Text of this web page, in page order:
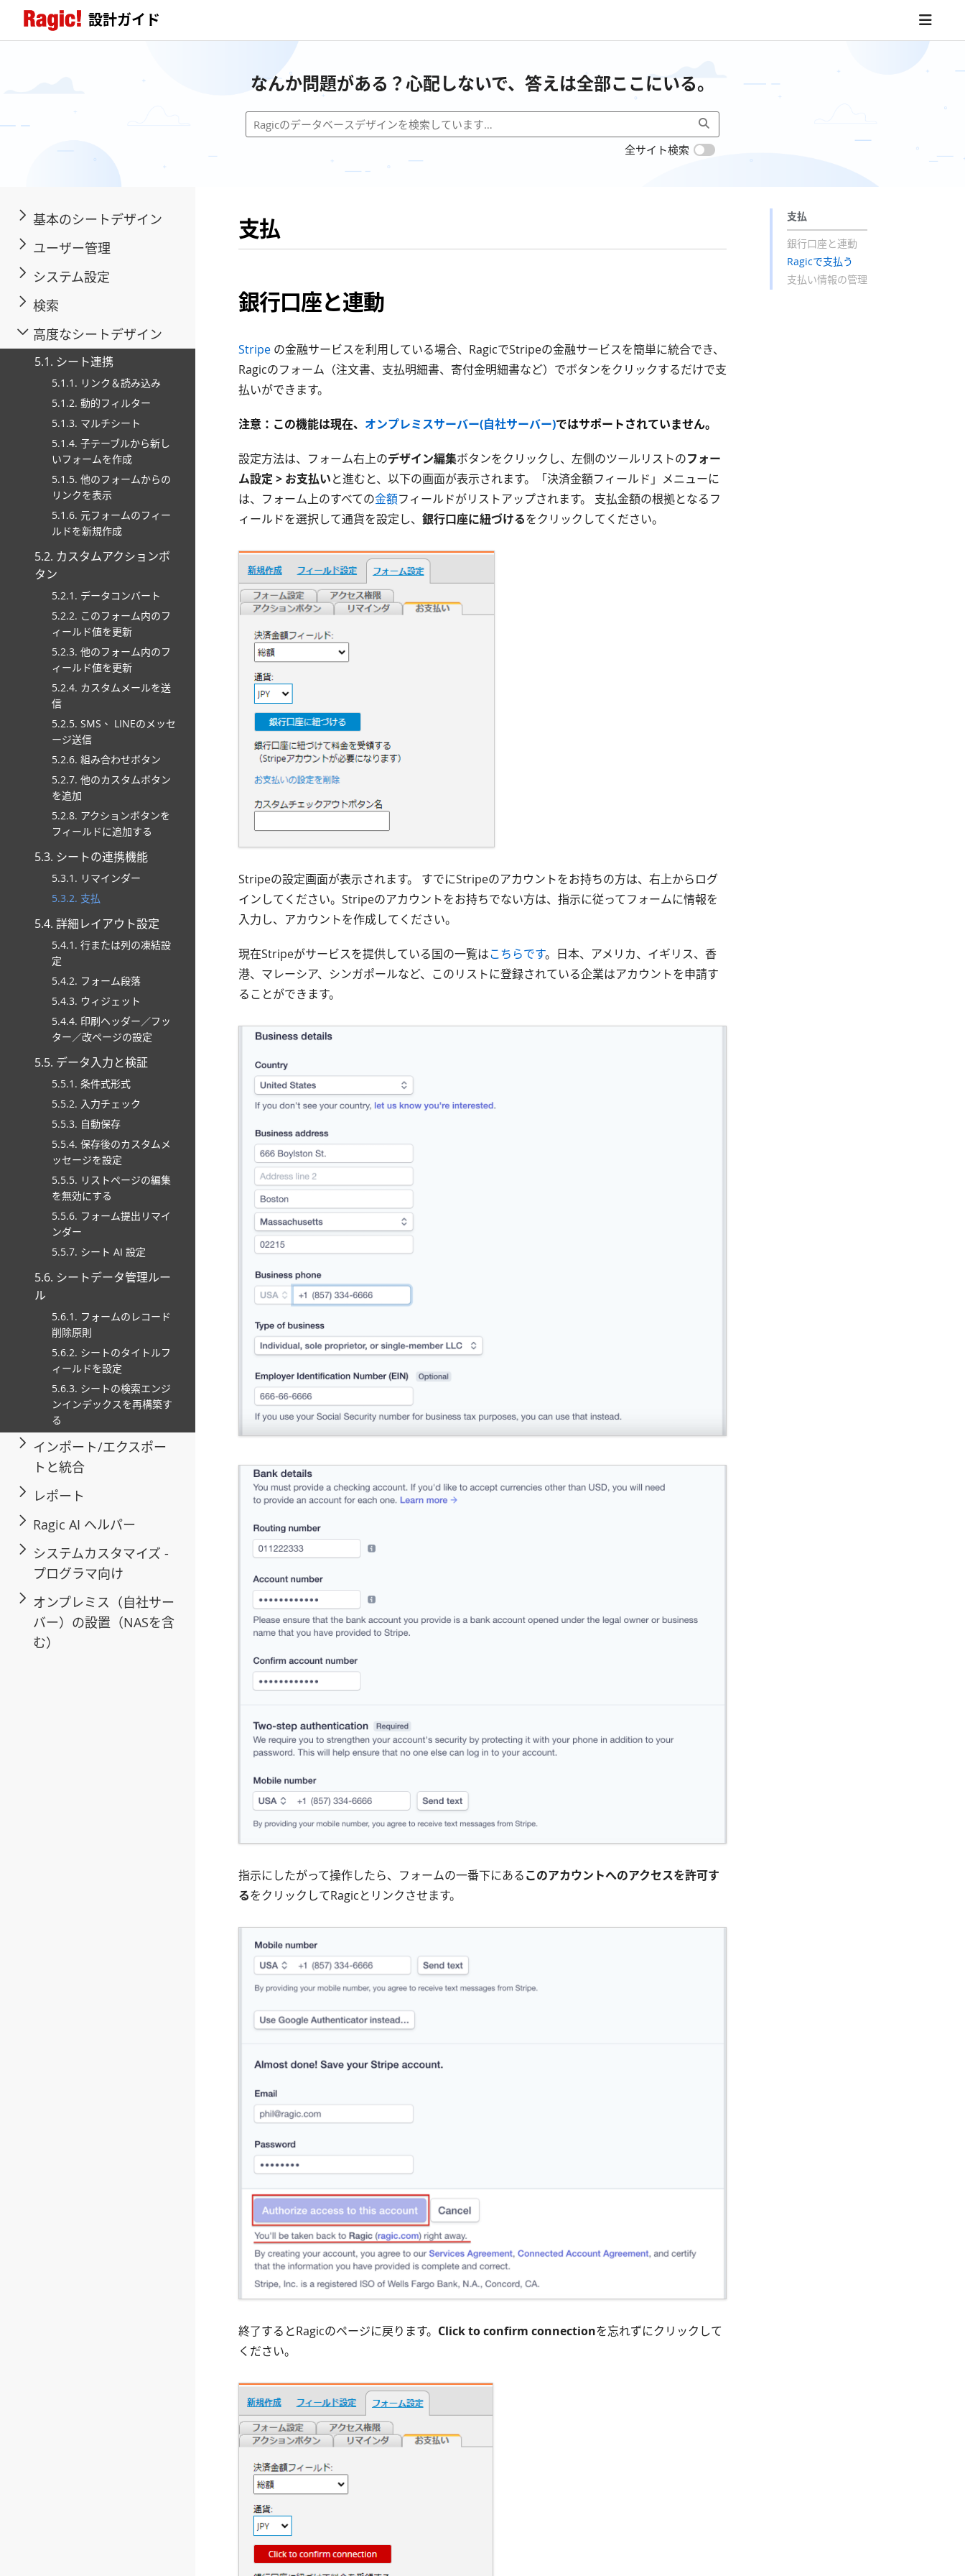
設計ガイド
なんか問題がある？心配しないで、答えは全部ここにいる。
全サイト検索
基本のシートデザイン
ユーザー管理
システム設定
検索
高度なシートデザイン
5.1. シート連携
5.1.1. リンク＆読み込み
5.1.2. 動的フィルター
5.1.3. マルチシート
5.1.4. 子テーブルから新し
いフォームを作成
5.1.5. 他のフォームからの
リンクを表示
5.1.6. 元フォームのフィー
ルドを新規作成
5.2. カスタムアクションボ
タン
5.2.1. データコンバート
5.2.2. このフォーム内のフ
ィールド値を更新
5.2.3. 他のフォーム内のフ
ィールド値を更新
5.2.4. カスタムメールを送
信
5.2.5. SMS、 LINEのメッセ
ージ送信
5.2.6. 組み合わせボタン
5.2.7. 他のカスタムボタン
を追加
5.2.8. アクションボタンを
フィールドに追加する
5.3. シートの連携機能
5.3.1. リマインダー
5.3.2. 支払
5.4. 詳細レイアウト設定
5.4.1. 行または列の凍結設
定
5.4.2. フォーム段落
5.4.3. ウィジェット
5.4.4. 印刷ヘッダー／フッ
ター／改ページの設定
5.5. データ入力と検証
5.5.1. 条件式形式
5.5.2. 入力チェック
5.5.3. 自動保存
5.5.4. 保存後のカスタムメ
ッセージを設定
5.5.5. リストページの編集
を無効にする
5.5.6. フォーム提出リマイ
ンダー
5.5.7. シート AI 設定
5.6. シートデータ管理ルー
ル
5.6.1. フォームのレコード
削除原則
5.6.2. シートのタイトルフ
ィールドを設定
5.6.3. シートの検索エンジ
ンインデックスを再構築す
る
インポート/エクスポー
トと統合
レポート
Ragic AI ヘルパー
システムカスタマイズ -
プログラマ向け
オンプレミス（自社サー
バー）の設置（NASを含
む）
支払
銀行口座と連動
Ragicで支払う
支払い情報の管理
支払
銀行口座と連動
Stripe の金融サービスを利用している場合、RagicでStripeの金融サービスを簡単に統合でき、
Ragicのフォーム（注文書、支払明細書、寄付金明細書など）でボタンをクリックするだけで支
払いができます。
注意：この機能は現在、 オンプレミスサーバー(自社サーバー)ではサポートされていません。
設定方法は、フォーム右上のデザイン編集ボタンをクリックし、左側のツールリストのフォー
ム設定 > お支払いと進むと、以下の画面が表示されます。「決済金額フィールド」メニューに
は、フォーム上のすべての金額フィールドがリストアップされます。 支払金額の根拠となるフ
ィールドを選択して通貨を設定し、 銀行口座に紐づけるをクリックしてください。
Stripeの設定画面が表示されます。 すでにStripeのアカウントをお持ちの方は、右上からログ
インしてください。Stripeのアカウントをお持ちでない方は、指示に従ってフォームに情報を
入力し、アカウントを作成してください。
現在Stripeがサービスを提供している国の一覧はこちらです。日本、アメリカ、イギリス、香
港、マレーシア、シンガポールなど、このリストに登録されている企業はアカウントを申請す
ることができます。
指示にしたがって操作したら、フォームの一番下にあるこのアカウントへのアクセスを許可す
るをクリックしてRagicとリンクさせます。
終了するとRagicのページに戻ります。 Click to confirm connectionを忘れずにクリックして
ください。